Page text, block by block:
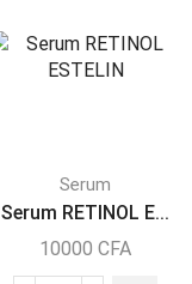
Serum
Serum RETINOL E...
10000CFA